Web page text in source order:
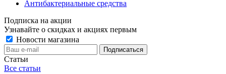
Антибактериальные средства
Подписка на акции
Узнавайте о скидках и акциях первым
Новости магазина
Статьи
Все статьи